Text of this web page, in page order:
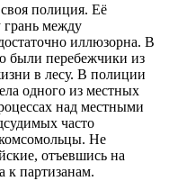
полиция. Её
грань между
иллюзорна. В
были перебежчики из
в лесу. В полиции
одного из местных
над местными
часто
Не
отъевшись на
к партизанам.